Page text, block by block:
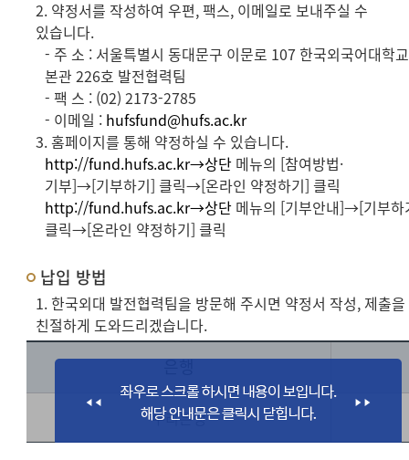
2. 약정서를 작성하여 우편, 팩스, 이메일로 보내주실 수
있습니다.
- 주 소 : 서울특별시 동대문구 이문로 107 한국외국어대학교
본관 226호 발전협력팀
- 팩 스 : (02) 2173-2785
- 이메일 : hufsfund@hufs.ac.kr
3. 홈페이지를 통해 약정하실 수 있습니다.
http://fund.hufs.ac.kr→상단 메뉴의 [참여방법·
기부]→[기부하기] 클릭→[온라인 약정하기] 클릭
http://fund.hufs.ac.kr→상단 메뉴의 [기부안내]→[기부하
클릭→[온라인 약정하기] 클릭
납입 방법
1. 한국외대 발전협력팀을 방문해 주시면 약정서 작성, 제출을
친절하게 도와드리겠습니다.
은행
우리은행